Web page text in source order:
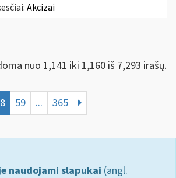
Akcizai
nuo 1,141 iki 1,160 iš 7,293 irašų.
59 ... 365
naudojami slapukai (angl.